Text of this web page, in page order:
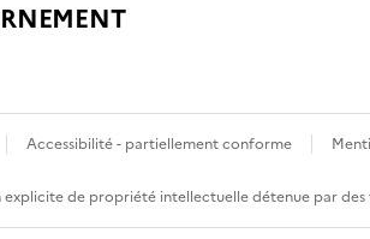
Accessibilité - partiellement conforme
explicite de propriété intellectuelle détenue par des